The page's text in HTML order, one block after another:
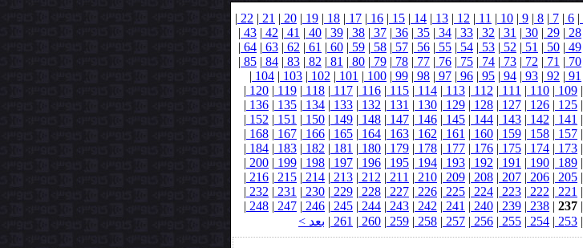
1 2 3 4 5 6 7 8
|
6
|
7
|
8
|
9
|
10
|
11
|
12
|
13
|
14
|
15
|
16
|
17
|
18
|
19
|
20
|
21
|
22
|
28
|
29
|
30
|
31
|
32
|
33
|
34
|
35
|
36
|
37
|
38
|
39
|
40
|
41
|
42
|
43
|
49
|
50
|
51
|
52
|
53
|
54
|
55
|
56
|
57
|
58
|
59
|
60
|
61
|
62
|
63
|
64
|
70
|
71
|
72
|
73
|
74
|
75
|
76
|
77
|
78
|
79
|
80
|
81
|
82
|
83
|
84
|
85
|
91
|
92
|
93
|
94
|
95
|
96
|
97
|
98
|
99
|
100
|
101
|
102
|
103
|
104
|
|
109
|
110
|
111
|
112
|
113
|
114
|
115
|
116
|
117
|
118
|
119
|
120
|
|
125
|
126
|
127
|
128
|
129
|
130
|
131
|
132
|
133
|
134
|
135
|
136
|
|
141
|
142
|
143
|
144
|
145
|
146
|
147
|
148
|
149
|
150
|
151
|
152
|
|
157
|
158
|
159
|
160
|
161
|
162
|
163
|
164
|
165
|
166
|
167
|
168
|
|
173
|
174
|
175
|
176
|
177
|
178
|
179
|
180
|
181
|
182
|
183
|
184
|
|
189
|
190
|
191
|
192
|
193
|
194
|
195
|
196
|
197
|
198
|
199
|
200
|
|
205
|
206
|
207
|
208
|
209
|
210
|
211
|
212
|
213
|
214
|
215
|
216
|
|
221
|
222
|
223
|
224
|
225
|
226
|
227
|
228
|
229
|
230
|
231
|
232
|
|
237
|
238
|
239
|
240
|
241
|
242
|
243
|
244
|
245
|
246
|
247
|
248
|
|
253
|
254
|
255
|
256
|
257
|
258
|
259
|
260
|
261
| بعد >